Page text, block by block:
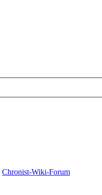
Chronist-Wiki-Forum